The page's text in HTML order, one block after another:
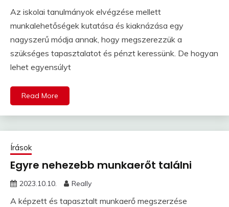
Az iskolai tanulmányok elvégzése mellett
munkalehetőségek kutatása és kiaknázása egy
nagyszerű módja annak, hogy megszerezzük a
szükséges tapasztalatot és pénzt keressünk. De hogyan
lehet egyensúlyt
Read More
Írások
Egyre nehezebb munkaerőt találni
2023.10.10. Really
A képzett és tapasztalt munkaerő megszerzése